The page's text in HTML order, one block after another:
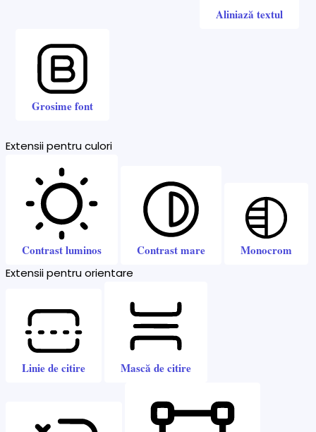
Aliniază textul
Grosime font
Extensii pentru culori
Contrast luminos Contrast mare Monocrom
Extensii pentru orientare
Linie de citire Mască de citire